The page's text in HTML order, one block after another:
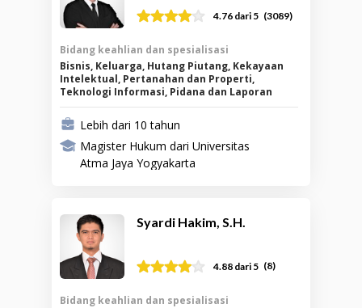
4.76 dari 5 (3089)
Bidang keahlian dan spesialisasi
Bisnis, Keluarga, Hutang Piutang, Kekayaan
Intelektual, Pertanahan dan Properti,
Teknologi Informasi, Pidana dan Laporan
Polisi, Ketenagakerjaan
Lebih dari 10 tahun
Magister Hukum dari Universitas
Atma Jaya Yogyakarta
Syardi Hakim, S.H.
4.88 dari 5 (8)
Bidang keahlian dan spesialisasi